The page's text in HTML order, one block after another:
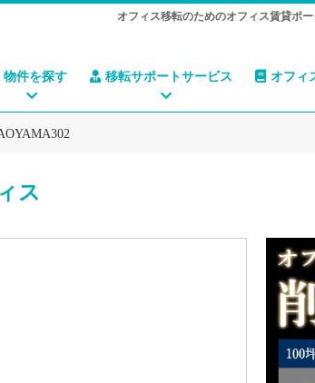
オフィス移転のためのオフィス賃貸ポ
物件を探す 移転サポートサービス オフィ
ス